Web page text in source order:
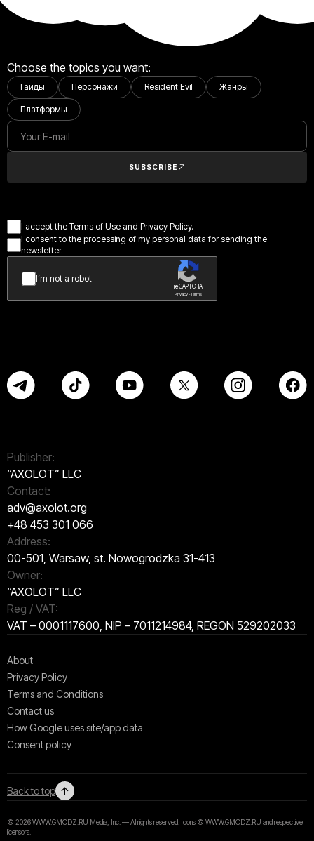
Choose the topics you want:
Гайды Персонажи Resident Evil Жанры
Платформы
SUBSCRIBE
I accept the Terms of Use and Privacy Policy.
I consent to the processing of my personal data for sending the
newsletter.
I’m not a robot
reCAPTCHA
Privacy - Terms
Publisher:
“AXOLOT” LLC
Contact:
adv@axolot.org
+48 453 301 066
Address:
00-501, Warsaw, st. Nowogrodzka 31-413
Owner:
“AXOLOT” LLC
Reg / VAT:
VAT – 0001117600, NIP – 7011214984, REGON 529202033
About
Privacy Policy
Terms and Conditions
Contact us
How Google uses site/app data
Сonsent policy
Back to top ↑
© 2026 WWW.GMODZ.RU Media, Inc. — All rights reserved. Icons © WWW.GMODZ.RU and respective
licensors.